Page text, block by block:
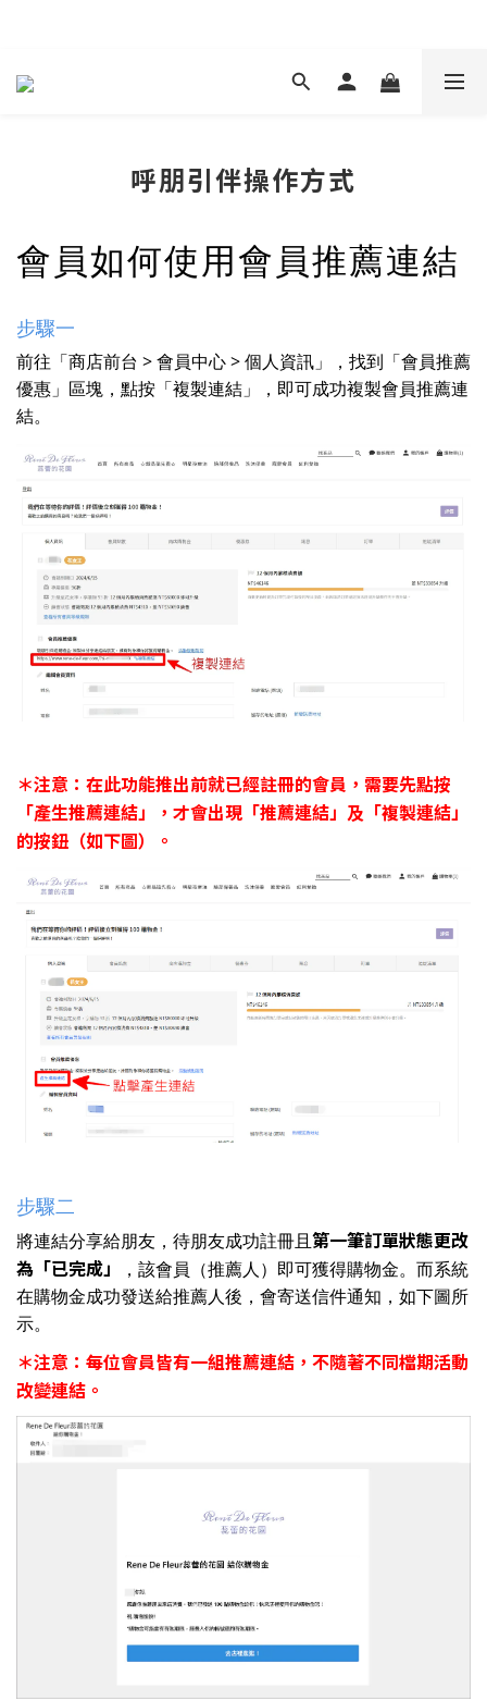
呼朋引伴操作方式
會員如何使用會員推薦連結
步驟一
前往「商店前台 > 會員中心 > 個人資訊」，找到「會員推薦
優惠」區塊，點按「複製連結」，即可成功複製會員推薦連
結。
＊注意：在此功能推出前就已經註冊的會員，需要先點按
「產生推薦連結」，才會出現「推薦連結」及「複製連結」
的按鈕（如下圖）。
步驟二
將連結分享給朋友，待朋友成功註冊且第一筆訂單狀態更改
為「已完成」
，該會員（推薦人）即可獲得購物金。而系統
在購物金成功發送給推薦人後，會寄送信件通知，如下圖所
示。
＊注意：每位會員皆有一組推薦連結，不隨著不同檔期活動
改變連結。